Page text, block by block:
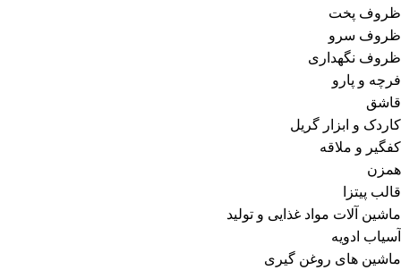
ظروف پخت
ظروف سرو
ظروف نگهداری
فرچه و پارو
قاشق
کاردک و ابزار گریل
کفگیر و ملاقه
همزن
قالب پیتزا
ماشین آلات مواد غذایی و تولید
آسیاب ادویه
ماشین های روغن گیری